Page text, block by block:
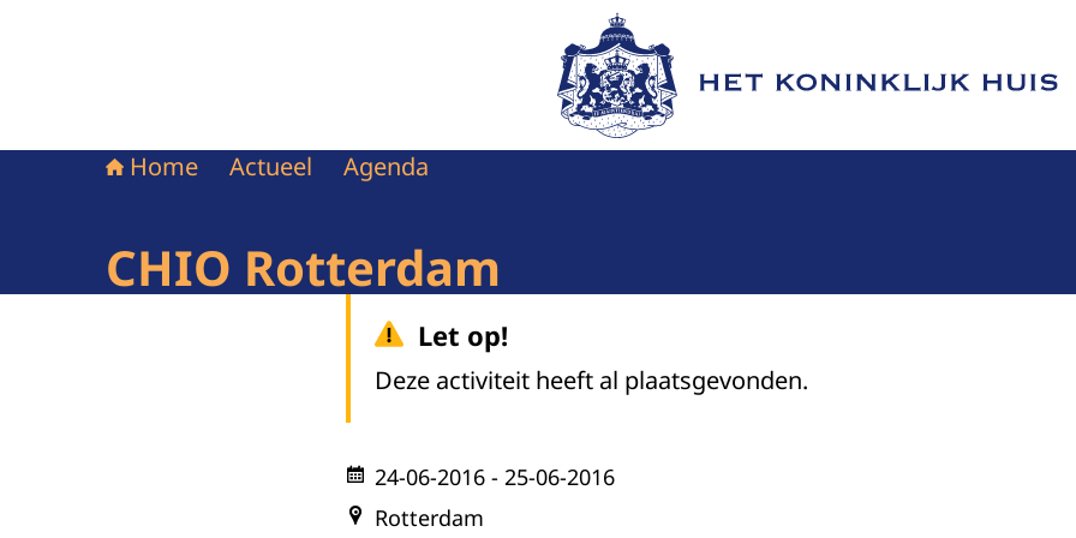
Naar de homepage van Het Koninklijk Huis
Home Actueel Agenda
CHIO Rotterdam
Let op!
Deze activiteit heeft al plaatsgevonden.
24-06-2016 - 25-06-2016
Rotterdam